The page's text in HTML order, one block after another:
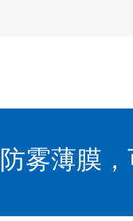
雾薄膜